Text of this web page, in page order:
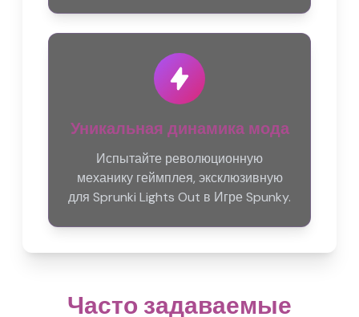
Уникальная динамика мода
Испытайте революционную
механику геймплея, эксклюзивную
для Sprunki Lights Out в Игре Spunky.
Часто задаваемые